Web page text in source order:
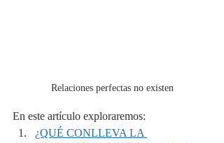
Relaciones perfectas no existen
En este artículo exploraremos:
¿QUÉ CONLLEVA LA